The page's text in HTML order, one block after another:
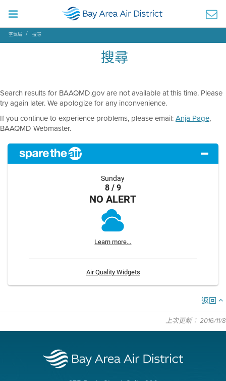
空氣局 搜尋
搜尋
Search results for BAAQMD.gov are not available at this time. Please
try again later. We apologize for any inconvenience.
If you continue to experience problems, please email:Anja Page,
BAAQMD Webmaster.
Sunday
8 / 9
NO ALERT
Learn more...
Air Quality Widgets
返回
上次更新： 2016/11/8